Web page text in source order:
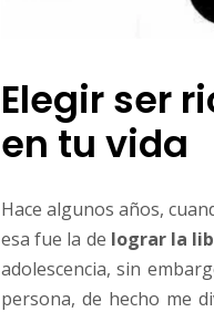
Elegir ser
en tu vida
Hace algunos años,
esa fue la de lograr la
adolescencia, sin
persona, de hecho me